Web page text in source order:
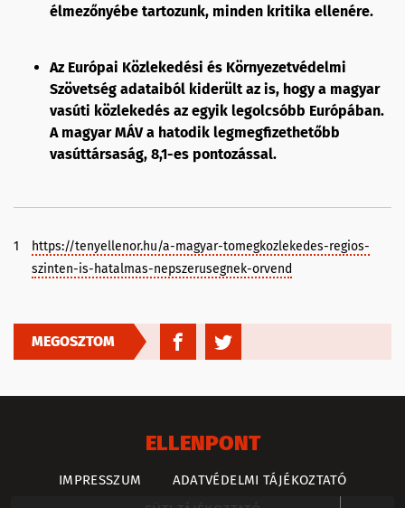
élmezőnyébe tartozunk, minden kritika ellenére.
Az Európai Közlekedési és Környezetvédelmi
Szövetség adataiból kiderült az is, hogy a magyar
vasúti közlekedés az egyik legolcsóbb Európában.
A magyar MÁV a hatodik legmegfizethetőbb
vasúttársaság, 8,1-es pontozással.
1
https://tenyellenor.hu/a-magyar-tomegkozlekedes-regios-
szinten-is-hatalmas-nepszerusegnek-orvend
MEGOSZTOM
ELLENPONT
IMPRESSZUM
ADATVÉDELMI TÁJÉKOZTATÓ